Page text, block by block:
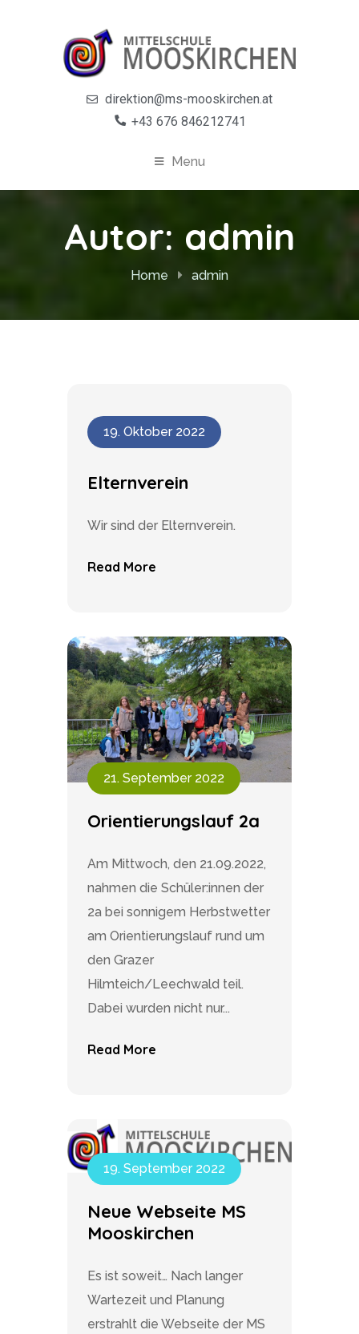
direktion@ms-mooskirchen.at
+43 676 846212741
Menu
Autor: admin
Home admin
19. Oktober 2022
Elternverein
Wir sind der Elternverein.
Read More
21. September 2022
Orientierungslauf 2a
Am Mittwoch, den 21.09.2022,
nahmen die Schüler:innen der
2a bei sonnigem Herbstwetter
am Orientierungslauf rund um
den Grazer
Hilmteich/Leechwald teil.
Dabei wurden nicht nur...
Read More
19. September 2022
Neue Webseite MS
Mooskirchen
Es ist soweit… Nach langer
Wartezeit und Planung
erstrahlt die Webseite der MS